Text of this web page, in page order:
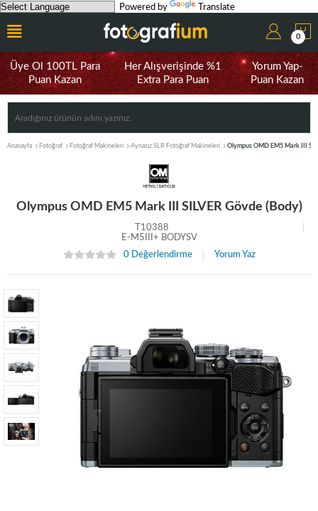
Powered by Translate
0
Üye Ol 100TL Para
Puan Kazan
Her Alışverişinde %1
Extra Para Puan
Yorum Yap-
Puan Kazan
Anasayfa Fotoğraf Fotoğraf Makineleri Aynasız SLR Fotoğraf Makineleri Olympus OMD EM5 Mark III
Olympus OMD EM5 Mark III SILVER Gövde (Body)
T10388
E-M5III+ BODYSV
0 Değerlendirme
Yorum Yaz